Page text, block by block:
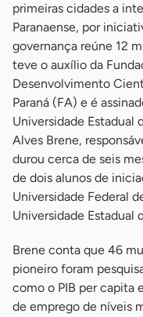
primeiras cidades a
Paranaense, por
governança reúne 12
teve o auxílio da
Desenvolvimento
Paraná (FA) e é
Universidade Estadual
Alves Brene,
durou cerca de seis
de dois alunos de
Universidade Federal
Universidade Estadual
Brene conta que 46
pioneiro foram
como o PIB per capita
de emprego de níveis